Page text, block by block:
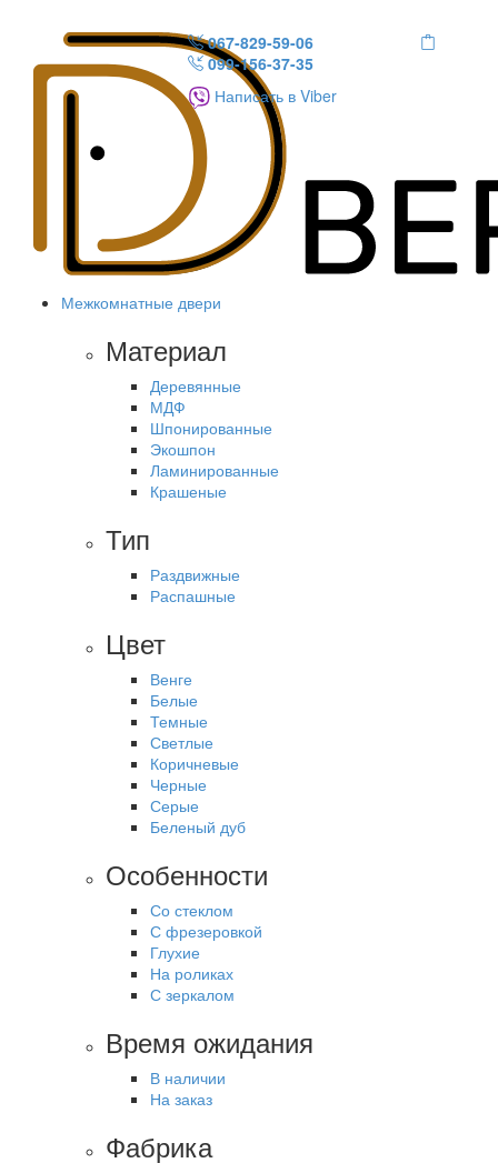
067-829-59-06
099-156-37-35
Написать в Viber
Межкомнатные двери
Материал
Деревянные
МДФ
Шпонированные
Экошпон
Ламинированные
Крашеные
Тип
Раздвижные
Распашные
Цвет
Венге
Белые
Темные
Светлые
Коричневые
Черные
Серые
Беленый дуб
Особенности
Со стеклом
С фрезеровкой
Глухие
На роликах
С зеркалом
Время ожидания
В наличии
На заказ
Фабрика